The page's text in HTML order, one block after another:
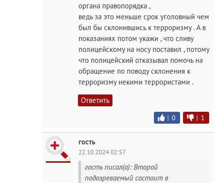
органа правопорядка ,
ведь за это меньше срок уголовный чем
был бы склонившись к терроризму . А в
показаниях потом укажи , что сливу
полицейскому на носу поставил , потому
что полицейский отказывал помочь на
обращение по поводу склонения к
терроризму некими террористами .
Ответить
| 0 | 1
гость
22.10.2024 02:57
гость писал(а): Второй
подозреваемый состоит в